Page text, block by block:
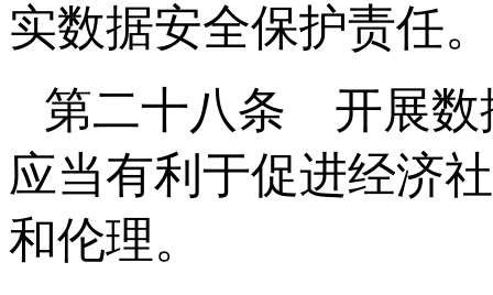
实数据安全保护责任。
第二十八条 开展数
应当有利于促进经济
和伦理。